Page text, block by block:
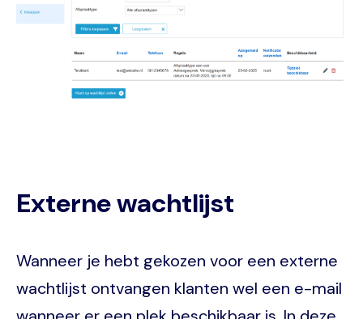
Externe wachtlijst
Wanneer je hebt gekozen voor een externe
wachtlijst ontvangen klanten wel een e-mail